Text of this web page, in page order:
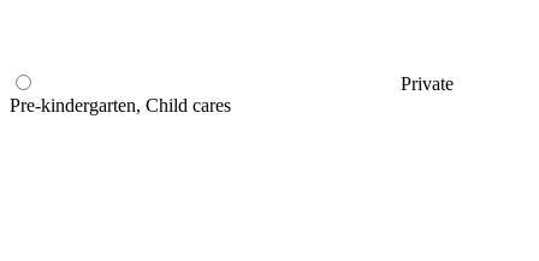
Private
Pre-kindergarten, Child cares